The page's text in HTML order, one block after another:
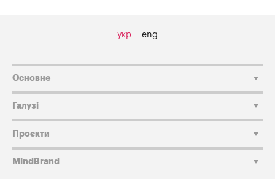
укр eng
Основне
Галузі
Проєкти
MindBrand